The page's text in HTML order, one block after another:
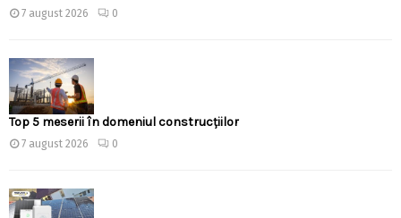
7 august 2026 0
Top 5 meserii în domeniul construcțiilor
7 august 2026 0